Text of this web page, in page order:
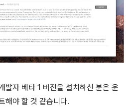
자 베타 1 버전을 설치하신 분은 운
해야 할 것 같습니다.